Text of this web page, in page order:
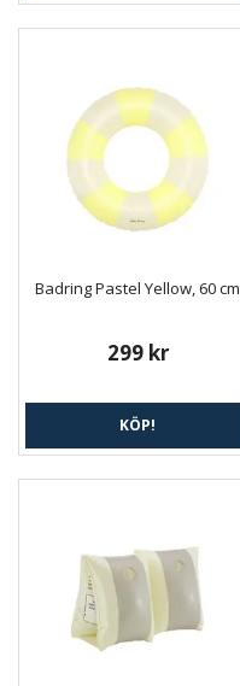
Badring Pastel Yellow, 60 cm
299 kr
KÖP!